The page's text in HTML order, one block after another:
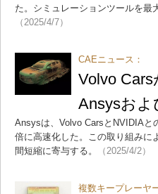
た。シミュレーションツールを最
（2025/4/7）
CAEニュース：
Volvo
Ansysおよ
Ansysは、Volvo CarsとNVIDIAと
倍に高速化した。この取り組みに
間短縮に寄与する。
（2025/4/2）
複数キープレーヤ